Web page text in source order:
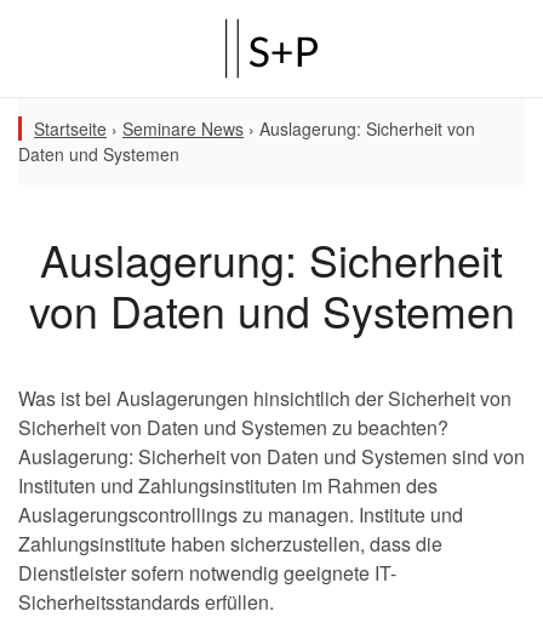
Startseite › Seminare News › Auslagerung: Sicherheit von
Daten und Systemen
Auslagerung: Sicherheit
von Daten und Systemen
Was ist bei Auslagerungen hinsichtlich der Sicherheit von
Sicherheit von Daten und Systemen zu beachten?
Auslagerung: Sicherheit von Daten und Systemen sind von
Instituten und Zahlungsinstituten im Rahmen des
Auslagerungscontrollings zu managen. Institute und
Zahlungsinstitute haben sicherzustellen, dass die
Dienstleister sofern notwendig geeignete IT-
Sicherheitsstandards erfüllen.